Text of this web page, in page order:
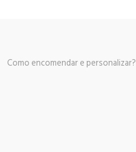
Como encomendar e personalizar?